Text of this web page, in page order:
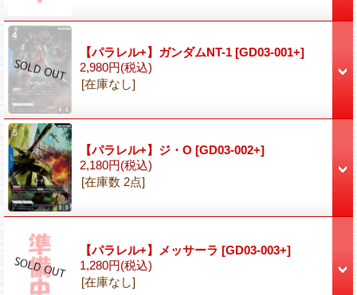
【パラレル+】ガンダムNT-1 [GD03-001+]
2,980円(税込)
[在庫なし]
【パラレル+】ジ・O [GD03-002+]
2,180円(税込)
[在庫数 2点]
【パラレル+】メッサーラ [GD03-003+]
1,280円(税込)
[在庫なし]